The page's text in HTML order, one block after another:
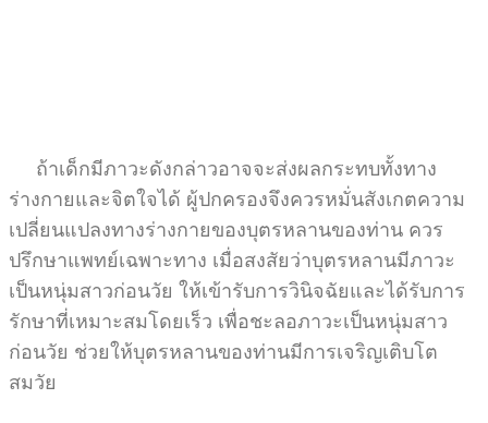
ถ้าเด็กมีภาวะดังกล่าวอาจจะส่งผลกระทบทั้งทาง
ร่างกายและจิตใจได้ ผู้ปกครองจึงควรหมั่นสังเกตความ
เปลี่ยนแปลงทางร่างกายของบุตรหลานของท่าน ควร
ปรึกษาแพทย์เฉพาะทาง เมื่อสงสัยว่าบุตรหลานมีภาวะ
เป็นหนุ่มสาวก่อนวัย ให้เข้ารับการวินิจฉัยและได้รับการ
รักษาที่เหมาะสมโดยเร็ว เพื่อชะลอภาวะเป็นหนุ่มสาว
ก่อนวัย ช่วยให้บุตรหลานของท่านมีการเจริญเติบโต
สมวัย